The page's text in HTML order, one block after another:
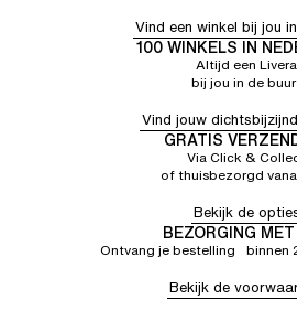
Vind een winkel bij jou
100 WINKELS IN
Altijd een Livera
bij jou in de
Vind jouw
GRATIS
Via Click &
of thuisbezorgd
Bekijk de
BEZORGING
Ontvang je bestelling binnen
Bekijk de